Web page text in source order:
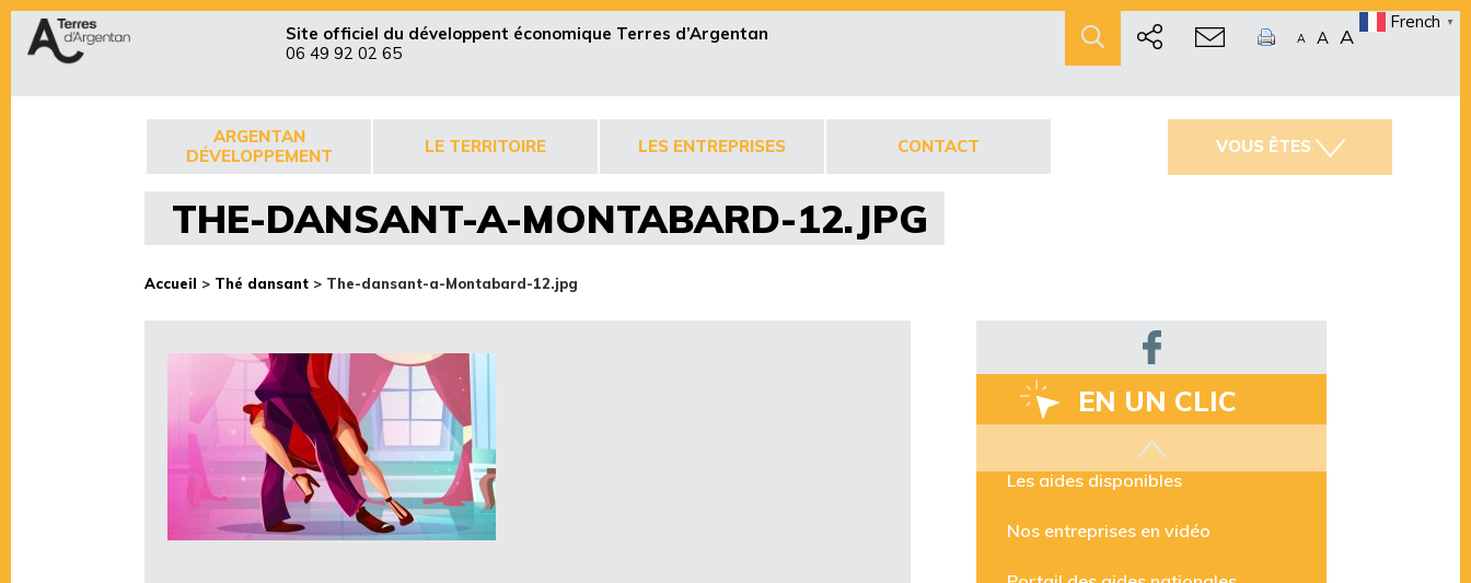
Site officiel du développent économique Terres d’Argentan
06 49 92 02 65
A A A
French ▼
ARGENTAN
DÉVELOPPEMENT
LE TERRITOIRE LES ENTREPRISES CONTACT VOUS ÊTES
THE-DANSANT-A-MONTABARD-12.JPG
Accueil > Thé dansant > The-dansant-a-Montabard-12.jpg
EN UN CLIC
Les aides disponibles
Nos entreprises en vidéo